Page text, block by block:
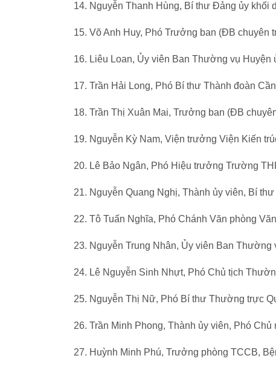
14. Nguyễn Thanh Hùng, Bí thư Đảng ủy khối
15. Võ Anh Huy, Phó Trưởng ban (ĐB chuyên
16. Liêu Loan, Ủy viên Ban Thường vụ
17. Trần Hải Long, Phó Bí thư Thành đoàn
18. Trần Thị Xuân Mai, Trưởng ban (ĐB
19. Nguyễn Kỳ Nam, Viện trưởng Viện Kiến
20. Lê Bảo Ngân, Phó Hiệu trưởng Trường
21. Nguyễn Quang Nghị, Thành ủy viên, Bí
22. Tô Tuấn Nghĩa, Phó Chánh Văn phòng
23. Nguyễn Trung Nhân, Ủy viên Ban
24. Lê Nguyễn Sinh Nhựt, Phó Chủ tịch
25. Nguyễn Thị Nữ, Phó Bí thư Thường trực
26. Trần Minh Phong, Thành ủy viên, Phó
27. Huỳnh Minh Phú, Trưởng phòng TCCB,